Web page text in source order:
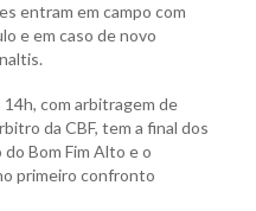
entram em campo com
e em caso de novo
com arbitragem de
da CBF, tem a final dos
Bom Fim Alto e o
primeiro confronto